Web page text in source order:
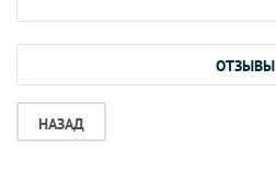
ОТЗЫВЫ
НАЗАД